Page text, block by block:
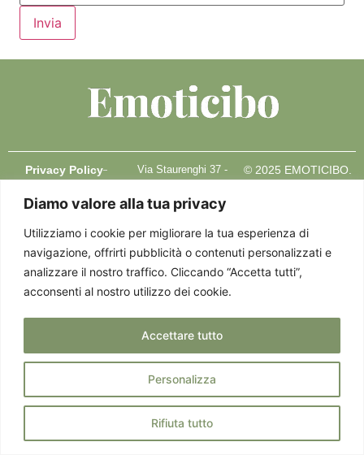
Diamo valore alla tua privacy
Utilizziamo i cookie per migliorare la tua esperienza di
navigazione, offrirti pubblicità o contenuti personalizzati e
analizzare il nostro traffico. Cliccando “Accetta tutti”,
acconsenti al nostro utilizzo dei cookie.
Personalizza
Rifiuta tutto
Accettare tutto
© 2025 EMOTICIBO.
Via Staurenghi 37 -
03458850124
Privacy Policy